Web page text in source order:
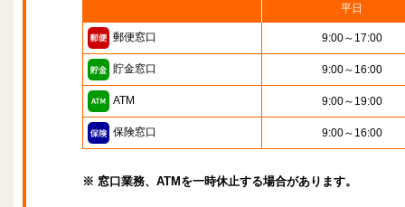
平日
郵便窓口 9:00～17:00
貯金窓口 9:00～16:00
ATM 9:00～19:00
保険窓口 9:00～16:00
※ 窓口業務、ATMを一時休止する場合があります。